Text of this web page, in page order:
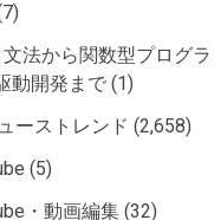
法から関数型プログ
動開発まで (1)
ーストレンド (2,658)
(5)
・動画編集 (32)